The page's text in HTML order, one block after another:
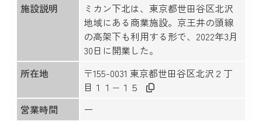
施設説明
ミカン下北は、東京都世田谷区北沢
地域にある商業施設。京王井の頭線
の高架下も利用する形で、2022年3月
30日に開業した。
所在地
〒155-0031 東京都世田谷区北沢２丁
目１１−１５
営業時間
ー